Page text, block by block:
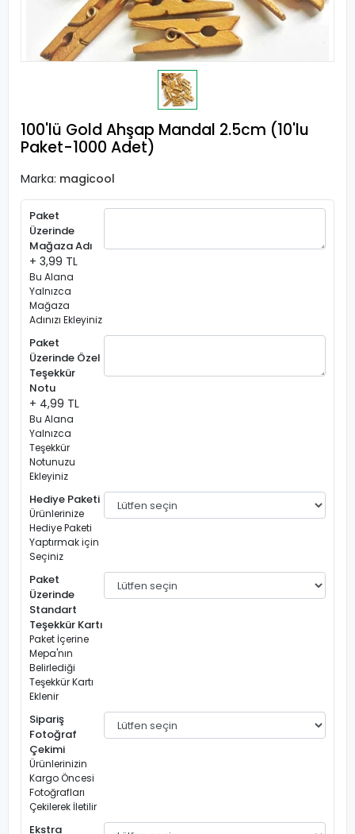
100'lü Gold Ahşap Mandal 2.5cm (10'lu
Paket-1000 Adet)
Marka: magicool
Paket
Üzerinde
Mağaza Adı
+ 3,99 TL
Bu Alana
Yalnızca
Mağaza
Adınızı Ekleyiniz
Paket
Üzerinde Özel
Teşekkür
Notu
+ 4,99 TL
Bu Alana
Yalnızca
Teşekkür
Notunuzu
Ekleyiniz
Hediye Paketi
Ürünlerinize
Hediye Paketi
Yaptırmak için
Seçiniz
Paket
Üzerinde
Standart
Teşekkür Kartı
Paket İçerine
Mepa'nın
Belirlediği
Teşekkür Kartı
Eklenir
Sipariş
Fotoğraf
Çekimi
Ürünlerinizin
Kargo Öncesi
Fotoğrafları
Çekilerek İletilir
Ekstra